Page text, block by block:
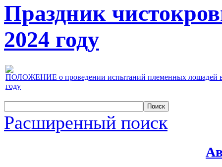
Праздник
2024 году
ПОЛОЖЕНИЕ о проведении испытаний племенных лошадей
году
Расширенный поиск